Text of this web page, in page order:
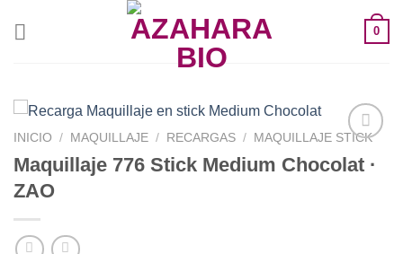
0
INICIO / MAQUILLAJE / RECARGAS / MAQUILLAJE STICK
Maquillaje 776 Stick Medium Chocolat ·
ZAO